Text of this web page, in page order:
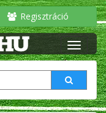
Regisztráció